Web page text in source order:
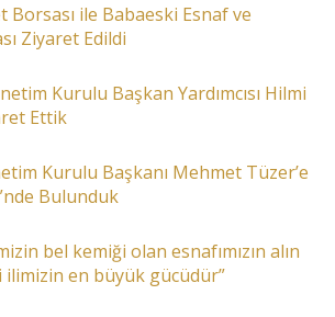
Borsası ile Babaeski Esnaf ve
Ziyaret Edildi
Kurulu Başkan Yardımcısı Hilmi
Ettik
Kurulu Başkanı Mehmet Tüzer’e
Bulunduk
bel kemiği olan esnafımızın alın
en büyük gücüdür”